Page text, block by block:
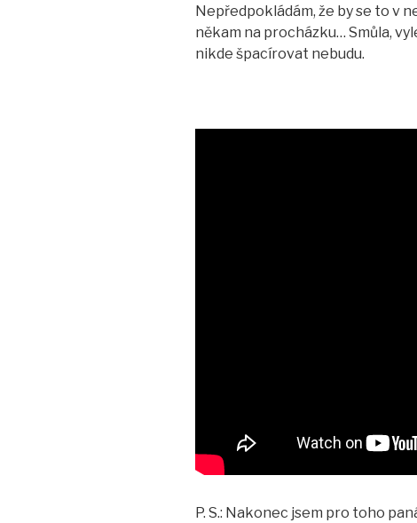
Nepředpokládám, že by se to v
někam na procházku… Smůla,
nikde špacírovat nebudu.
P. S.: Nakonec jsem pro toho